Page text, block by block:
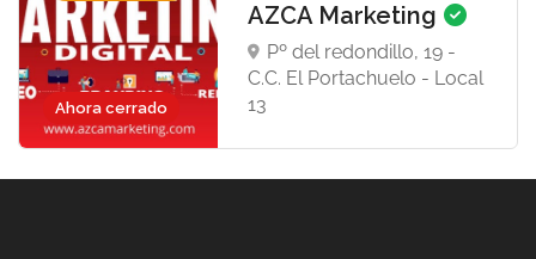
Ahora cerrado
AZCA Marketing
Pº del redondillo, 19 -
C.C. El Portachuelo - Local
13